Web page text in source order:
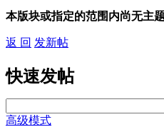
本版块或指定的范围内尚无主
返 回 发新帖
快速发帖
高级模式